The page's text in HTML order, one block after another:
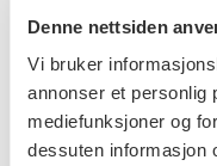
Denne nettsiden
Vi bruker
annonser et personlig
mediefunksjoner og
dessuten informasjon
Postboks 6994